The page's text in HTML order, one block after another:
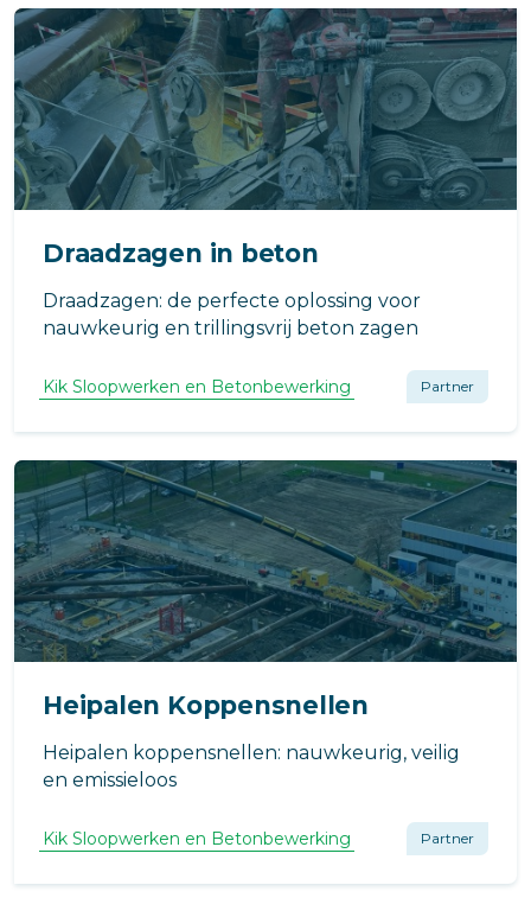
Draadzagen in beton
Draadzagen: de perfecte oplossing voor
nauwkeurig en trillingsvrij beton zagen
Kik Sloopwerken en Betonbewerking Partner
Heipalen Koppensnellen
Heipalen koppensnellen: nauwkeurig, veilig
en emissieloos
Kik Sloopwerken en Betonbewerking Partner